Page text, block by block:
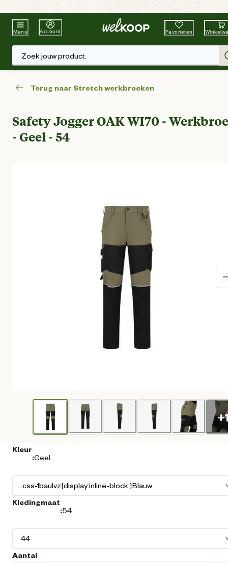
Beste WinkelketenTuin & Dier
Menu Account Favorieten
Zoek jouw product.
Terug naar Stretch werkbroeken
Safety Jogger OAK WI70 -
- Geel - 54
+
Kleur
:Geel
Kledingmaat
:54
Aantal